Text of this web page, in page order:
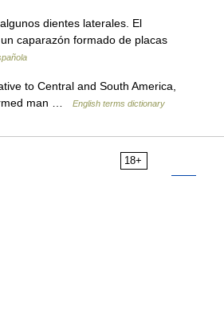
dientes laterales. El
caparazón formado de placas
to Central and South America,
man …
English terms dictionary
18+